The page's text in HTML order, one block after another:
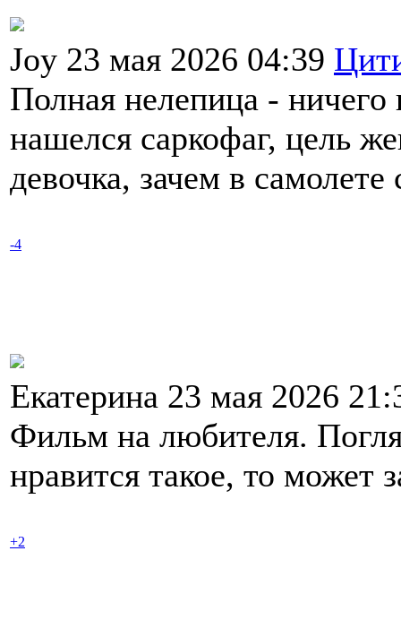
Joy 23 мая 2026 04:39
Полная нелепица - ничего
нашелся саркофаг, цель
девочка, зачем в самолете
-4
Екатерина 23 мая 2026
Фильм на любителя.
нравится такое, то может
+2